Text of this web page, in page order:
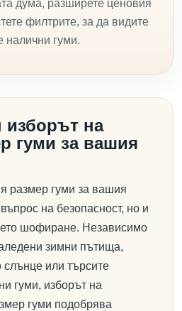
дума, разширете ценовия
филтрите, за да видите
налични гуми.
на
гуми за вашия
размер гуми за вашия
на безопасност, но и
шофиране. Независимо
зимни пътища,
слънце или търсите
гуми, изборът на
гуми подобрява